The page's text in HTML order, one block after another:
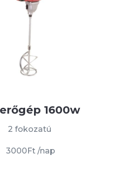
1600w
2 fokozatú
3000Ft /nap